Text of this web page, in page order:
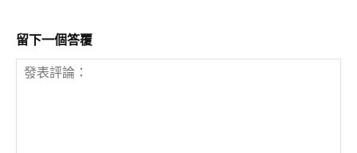
留下一個答覆